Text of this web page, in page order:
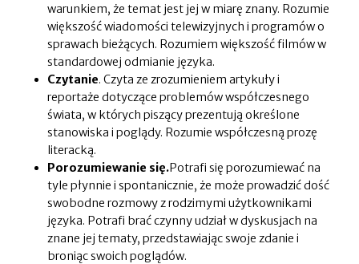
warunkiem, że temat jest jej w miarę znany. Rozumie
większość wiadomości telewizyjnych i programów o
sprawach bieżących. Rozumiem większość filmów w
standardowej odmianie języka.
Czytanie. Czyta ze zrozumieniem artykuły i
reportaże dotyczące problemów współczesnego
świata, w których piszący prezentują określone
stanowiska i poglądy. Rozumie współczesną prozę
literacką.
Porozumiewanie się.Potrafi się porozumiewać na
tyle płynnie i spontanicznie, że może prowadzić dość
swobodne rozmowy z rodzimymi użytkownikami
języka. Potrafi brać czynny udział w dyskusjach na
znane jej tematy, przedstawiając swoje zdanie i
broniąc swoich poglądów.